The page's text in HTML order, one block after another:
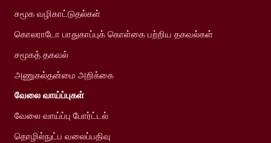
சமூக வழிகாட்டுதல்கள்
கொலராடோ பாதுகாப்புக் கொள்கை பற்றிய தகவல்கள்
சமூகத் தகவல்
அணுகல்தன்மை அறிக்கை
வேலை வாய்ப்புகள்
வேலை வாய்ப்பு போர்ட்டல்
தொழில்நுட்ப வலைப்பதிவு